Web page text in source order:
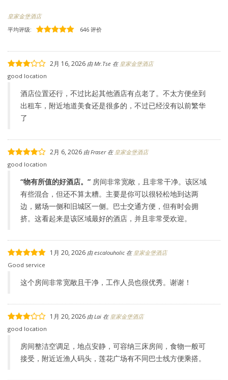
皇家金堡酒店
平均评级:
646 评价
2月 16, 2026 由Mr.Tse 在 皇家金堡酒店
good location
酒店位置还行，不过比起其他酒店有点老了。不太方便坐到
出租车，附近地道美食还是很多的，不过已经没有以前繁华
了
2月 6, 2026 由Fraser在 皇家金堡酒店
good location
“物有所值的好酒店。 ” 房间非常宽敞，且非常干净。该区域
有些混合，但还不算太糟。主要是你可以很轻松地到达两
边，赌场一侧和旧城区一侧。巴士交通方便，但有时会拥
挤。这看起来是该区域最好的酒店，并且非常受欢迎。
1月 20, 2026 由escalouholic 在 皇家金堡酒店
Good service
这个房间非常宽敞且干净，工作人员也很优秀。谢谢！
1月 20, 2026 由Lai 在 皇家金堡酒店
good location
房间整洁空调足，地点安静，可容纳三床房间，食物一般可
接受，附近近渔人码头，莲花广场有不同巴士线方便乘搭。